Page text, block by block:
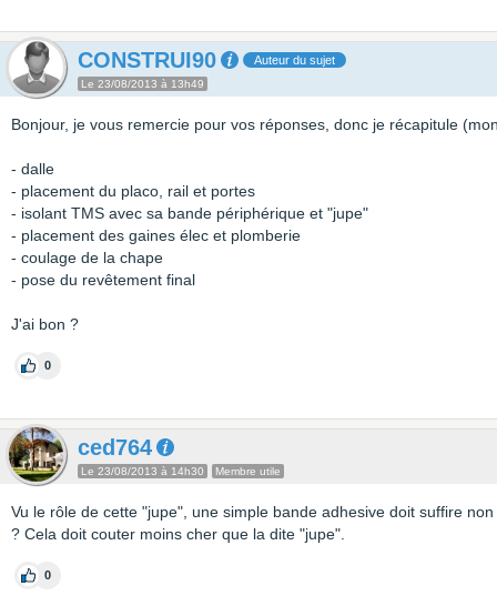
CONSTRUI90 Auteur du sujet
Le 23/08/2013 à 13h49
Bonjour, je vous remercie pour vos réponses, donc je récapitule
- dalle
- placement du placo, rail et portes
- isolant TMS avec sa bande périphérique et "jupe"
- placement des gaines élec et plomberie
- coulage de la chape
- pose du revêtement final
J'ai bon ?
0
ced764
Le 23/08/2013 à 14h30 Membre utile
Vu le rôle de cette "jupe", une simple bande adhesive doit suffire
? Cela doit couter moins cher que la dite "jupe".
0